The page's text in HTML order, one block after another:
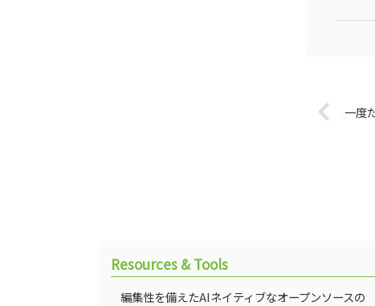
一度
Resources & Tools
編集性を備えたAIネイティブなオープンソースの